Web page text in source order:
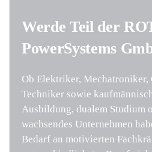
Werde Teil der
PowerSystems
Ob Elektriker, Mechatroniker,
Techniker sowie
Ausbildung, dualem Studium
wachsendes Unternehmen
Bedarf an motivierten